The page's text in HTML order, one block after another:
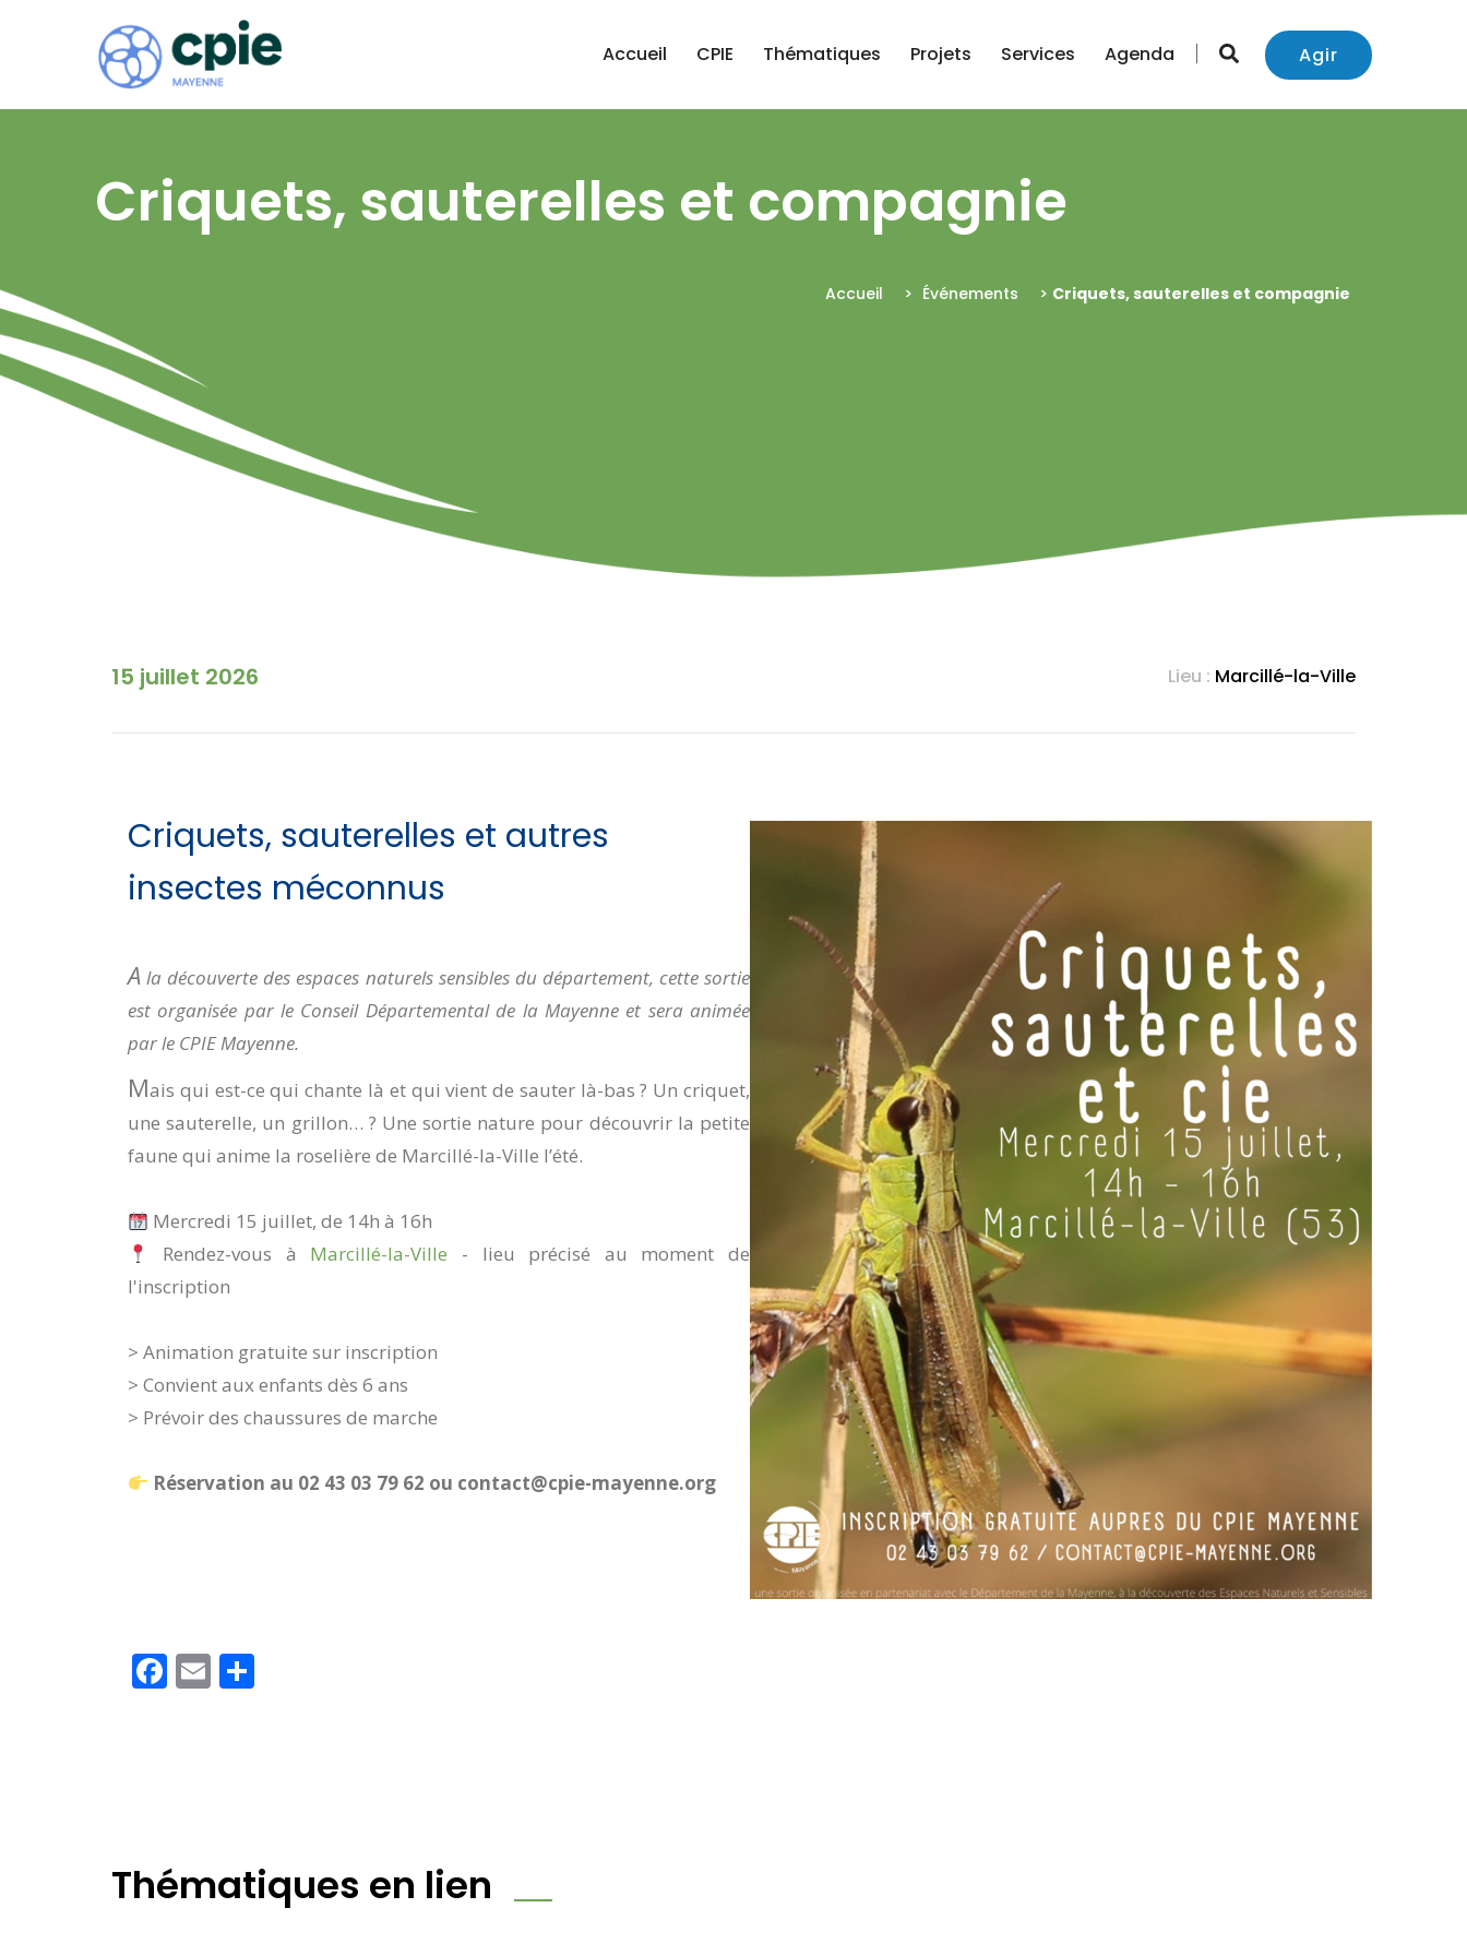
Accueil CPIE Thématiques Projets Services Agenda Agir
Criquets, sauterelles et compagnie
Accueil > Événements > Criquets, sauterelles et compagnie
15 juillet 2026 Lieu : Marcillé-la-Ville
Criquets, sauterelles et autres
insectes méconnus
A la découverte des espaces naturels sensibles du département, cette sortie
est organisée par le Conseil Départemental de la Mayenne et sera animée
par le CPIE Mayenne.
Mais qui est-ce qui chante là et qui vient de sauter là-bas ? Un criquet,
une sauterelle, un grillon… ? Une sortie nature pour découvrir la petite
faune qui anime la roselière de Marcillé-la-Ville l’été.
Mercredi 15 juillet, de 14h à 16h
Rendez-vous à Marcillé-la-Ville - lieu précisé au moment de
l'inscription
> Animation gratuite sur inscription
> Convient aux enfants dès 6 ans
> Prévoir des chaussures de marche
Réservation au 02 43 03 79 62 ou contact@cpie-mayenne.org
Facebook
Email
Thématiques en lien